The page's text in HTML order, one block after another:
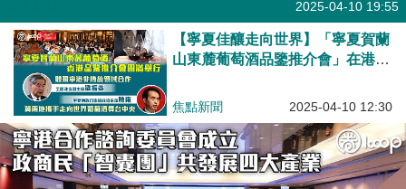
2025-04-10 19:55
【寧夏佳釀走向世界】「寧夏賀蘭
山東麓葡萄酒品鑒推介會」在港舉
合作 陳雍冀兩地攜手走向世界葡
焦點新聞 2025-04-10 12:30